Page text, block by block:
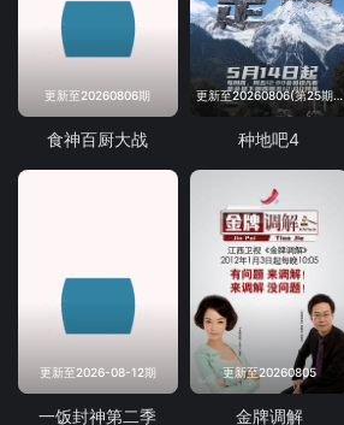
更新至20260806期
食神百厨大战
更新至20260806(第25期下)
种地吧4
更新至2026-08-12期
一饭封神第二季
更新至20260805
金牌调解